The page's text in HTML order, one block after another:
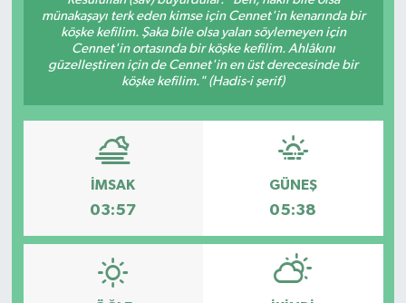
münakaşayı terk eden kimse için Cennet'in kenarında bir
köşke kefilim. Şaka bile olsa yalan söylemeyen için
Cennet'in ortasında bir köşke kefilim. Ahlâkını
güzelleştiren için de Cennet'in en üst derecesinde bir
köşke kefilim." (Hadis-i şerif)
İMSAK
03:57
GÜNEŞ
05:38